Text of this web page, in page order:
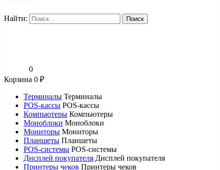
Найти:
0
Корзина 0 ₽
Терминалы Терминалы
POS-кассы POS-кассы
Компьютеры Компьютеры
Моноблоки Моноблоки
Мониторы Мониторы
Планшеты Планшеты
POS-системы POS-системы
Дисплей покупателя Дисплей покупателя
Принтеры чеков Принтеры чеков